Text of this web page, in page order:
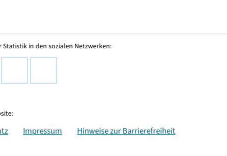
in den sozialen Netzwerken:
Impressum Hinweise zur Barrierefreiheit